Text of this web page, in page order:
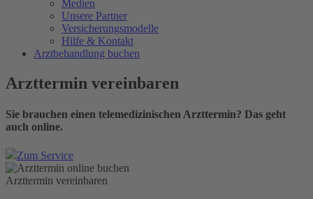
Medien
Unsere Partner
Versicherungsmodelle
Hilfe & Kontakt
Arztbehandlung buchen
Arzttermin vereinbaren
Sie brauchen einen telemedizinischen Arzttermin? Das geht
auch online.
Zum Service
Arzttermin vereinbaren